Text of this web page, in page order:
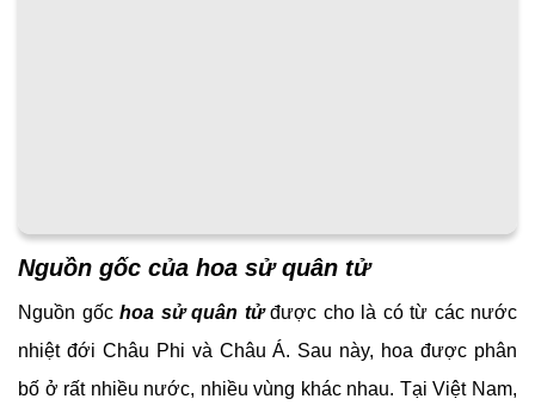
Nguồn gốc của hoa sử quân tử
Nguồn gốc hoa sử quân tửđược cho là có từ các nước
nhiệt đới Châu Phi và Châu Á. Sau này, hoa được phân
bố ở rất nhiều nước, nhiều vùng khác nhau. Tại Việt Nam,